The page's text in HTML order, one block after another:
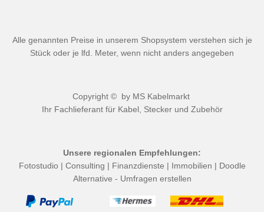
Alle genannten Preise in unserem Shopsystem verstehen sich je
Stück oder je lfd. Meter, wenn nicht anders angegeben
Copyright © by MS Kabelmarkt
Ihr Fachlieferant für Kabel, Stecker und Zubehör
Unsere regionalen Empfehlungen:
Fotostudio | Consulting | Finanzdienste | Immobilien | Doodle
Alternative - Umfragen erstellen